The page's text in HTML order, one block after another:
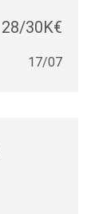
28/30K€
17/07